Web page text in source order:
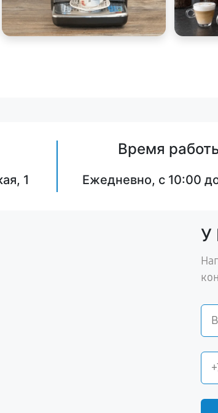
1
Время
Ежедневно, с 10:00
У